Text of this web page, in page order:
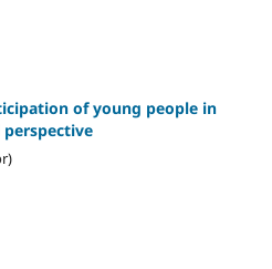
of young people in